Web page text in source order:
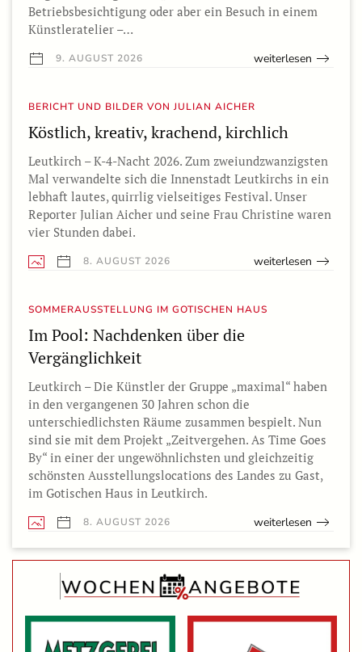
Betriebsbesichtigung oder aber ein Besuch in einem
Künstleratelier –…
9. AUGUST 2026 weiterlesen
BERICHT UND BILDER VON JULIAN AICHER
Köstlich, kreativ, krachend, kirchlich
Leutkirch – K-4-Nacht 2026. Zum zweiundzwanzigsten
Mal verwandelte sich die Innenstadt Leutkirchs in ein
lebhaft lautes, quirrlig vielseitiges Festival. Unser
Reporter Julian Aicher und seine Frau Christine waren
vier Stunden dabei.
8. AUGUST 2026 weiterlesen
SOMMERAUSSTELLUNG IM GOTISCHEN HAUS
Im Pool: Nachdenken über die
Vergänglichkeit
Leutkirch – Die Künstler der Gruppe „maximal“ haben
in den vergangenen 30 Jahren schon die
unterschiedlichsten Räume zusammen bespielt. Nun
sind sie mit dem Projekt „Zeitvergehen. As Time Goes
By“ in einer der ungewöhnlichsten und gleichzeitig
schönsten Ausstellungslocations des Landes zu Gast,
im Gotischen Haus in Leutkirch.
8. AUGUST 2026 weiterlesen